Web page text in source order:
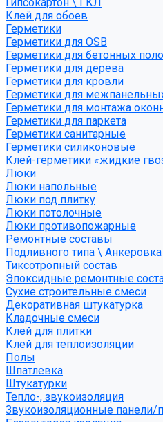
Клей для обоев
Герметики
Герметики для OSB
Герметики для бетонных
Герметики для дерева
Герметики для кровли
Герметики для
Герметики для монтажа
Герметики для паркета
Герметики санитарные
Герметики силиконовые
Клей-герметики «жидкие
Люки
Люки напольные
Люки под плитку
Люки потолочные
Люки противопожарные
Ремонтные составы
Подливного типа \ Анкеровка
Тиксотропный состав
Эпоксидные ремонтные
Сухие строительные смеси
Декоративная штукатурка
Кладочные смеси
Клей для плитки
Клей для теплоизоляции
Полы
Шпатлевка
Штукатурки
Тепло-, звукоизоляция
Звукоизоляционные панели/